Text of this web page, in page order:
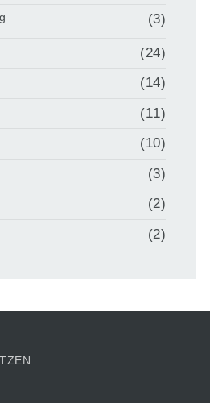
(3)
(24)
(14)
(11)
(10)
(3)
(2)
(2)